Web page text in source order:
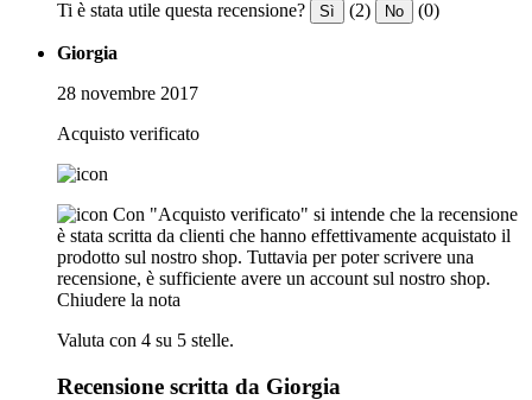
Ti è stata utile questa recensione? Sì (2) No (0)
Giorgia
28 novembre 2017
Acquisto verificato
Con "Acquisto verificato" si intende che la recensione
è stata scritta da clienti che hanno effettivamente acquistato il
prodotto sul nostro shop. Tuttavia per poter scrivere una
recensione, è sufficiente avere un account sul nostro shop.
Chiudere la nota
Valuta con 4 su 5 stelle.
Recensione scritta da Giorgia